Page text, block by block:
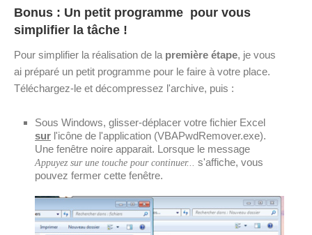
Bonus : Un petit programme pour vous
simplifier la tâche !
Pour simplifier la réalisation de la première étape, je vous
ai préparé un petit programme pour le faire à votre place.
Téléchargez-le et décompressez l'archive, puis :
Sous Windows, glisser-déplacer votre fichier Excel
sur l'icône de l'application (VBAPwdRemover.exe).
Une fenêtre noire apparait. Lorsque le message
Appuyez sur une touche pour continuer... s'affiche, vous
pouvez fermer cette fenêtre.